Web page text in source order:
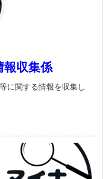
報収集係
に関する情報を収集し